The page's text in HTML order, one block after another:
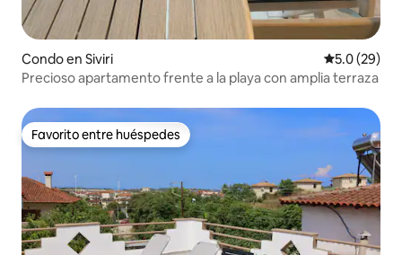
Condo en Siviri Calificación
5.0 (29)
Precioso apartamento frente a la playa con amplia terraza
Favorito entre huéspedes
Favorito entre huéspedes